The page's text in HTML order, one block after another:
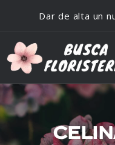
Dar de alta un